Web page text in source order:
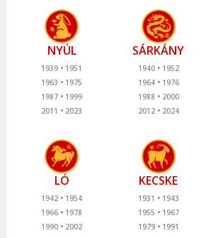
NYÚL
1939
1951
1963
1975
1987
1999
2011
2023
SÁRKÁNY
1940
1952
1964
1976
1988
2000
2012
2024
LÓ
1942
1954
1966
1978
1990
2002
KECSKE
1931
1943
1955
1967
1979
1991